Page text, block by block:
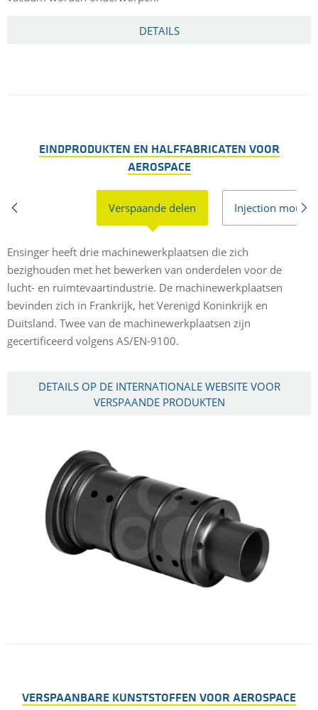
DETAILS
EINDPRODUKTEN EN HALFFABRICATEN VOOR
AEROSPACE
Verspaande delen Injection
Ensinger heeft drie machinewerkplaatsen die zich
bezighouden met het bewerken van onderdelen voor de
lucht- en ruimtevaartindustrie. De machinewerkplaatsen
bevinden zich in Frankrijk, het Verenigd Koninkrijk en
Duitsland. Twee van de machinewerkplaatsen zijn
gecertificeerd volgens AS/EN-9100.
DETAILS OP DE INTERNATIONALE WEBSITE VOOR
VERSPAANDE PRODUKTEN
VERSPAANBARE KUNSTSTOFFEN VOOR AEROSPACE